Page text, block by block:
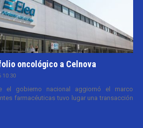
oncológico a Celnova
10:30
el gobierno nacional aggiornó el marco
farmacéuticas tuvo lugar una transacción